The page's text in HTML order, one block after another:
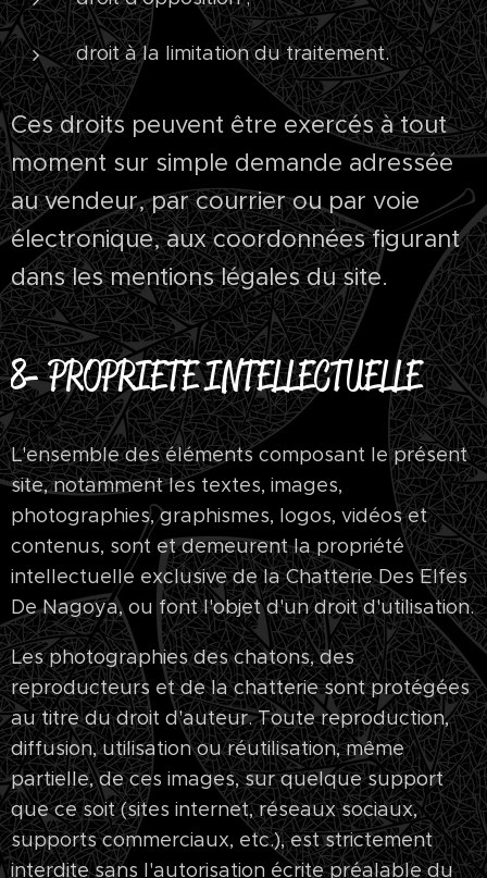
droit à la limitation du traitement.
Ces droits peuvent être exercés à tout
moment sur simple demande adressée
au vendeur, par courrier ou par voie
électronique, aux coordonnées figurant
dans les mentions légales du site.
8- PROPRIETE INTELLECTUELLE
L'ensemble des éléments composant le présent
site, notamment les textes, images,
photographies, graphismes, logos, vidéos et
contenus, sont et demeurent la propriété
intellectuelle exclusive de la Chatterie Des Elfes
De Nagoya, ou font l'objet d'un droit d'utilisation.
Les photographies des chatons, des
reproducteurs et de la chatterie sont protégées
au titre du droit d'auteur. Toute reproduction,
diffusion, utilisation ou réutilisation, même
partielle, de ces images, sur quelque support
que ce soit (sites internet, réseaux sociaux,
supports commerciaux, etc.), est strictement
interdite sans l'autorisation écrite préalable du